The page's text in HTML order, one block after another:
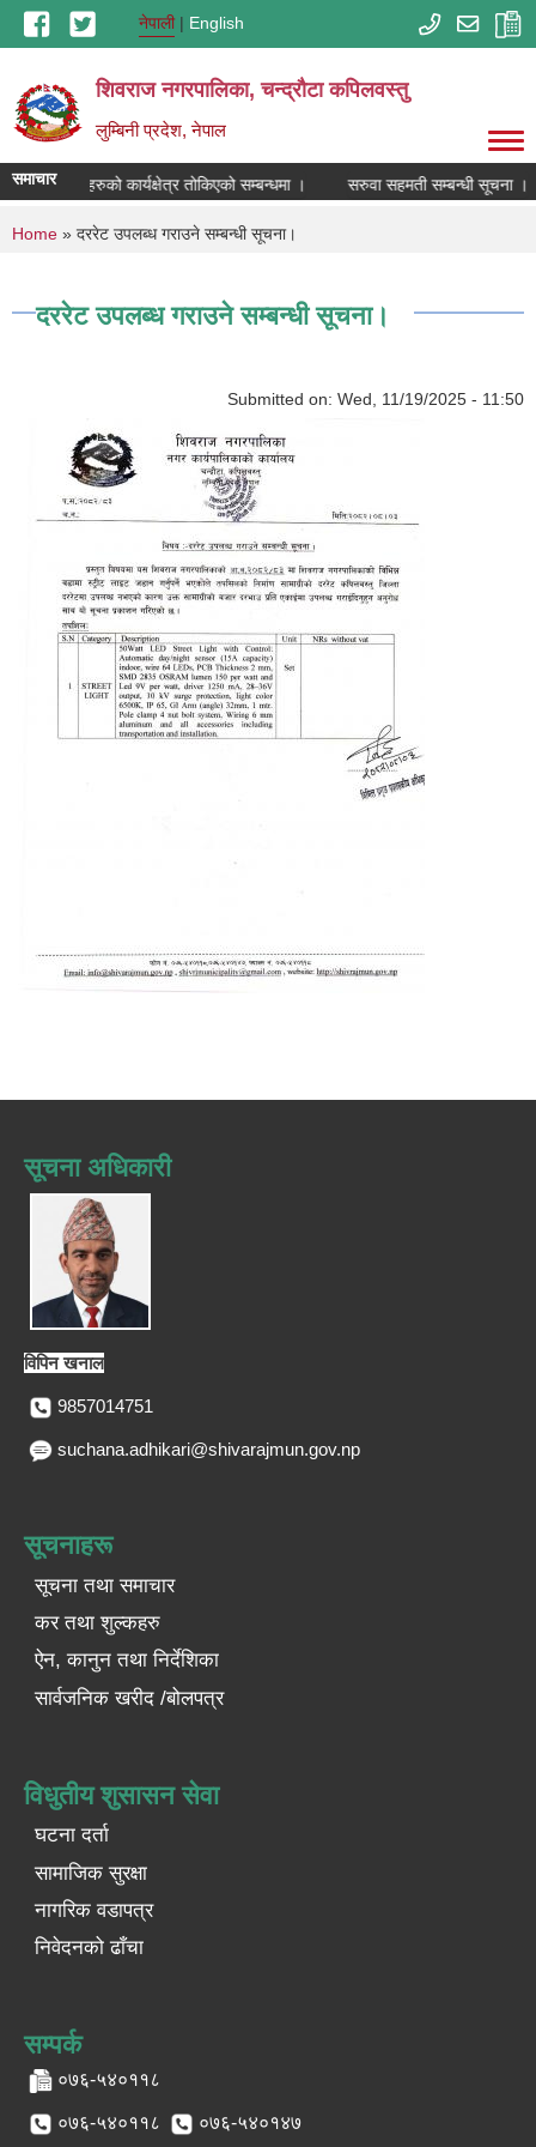
Skip to main contentनेपाली English
शिवराज नगरपालिका, चन्द्राैटा कपिलवस्तु
लुम्बिनी प्रदेश, नेपाल
समाचार
मल विक्रेताहरुको कार्यक्षेत्र तोकिएको सम्बन्धमा । सरुवा सहमती सम्बन्धी सूचना ।
You are here
Home » दररेट उपलब्ध गराउने सम्बन्धी सूचना।
दररेट उपलब्ध गराउने सम्बन्धी सूचना।
Submitted on: Wed, 11/19/2025 - 11:50
सूचना अधिकारी
विपिन खनाल
9857014751
suchana.adhikari@shivarajmun.gov.np
सूचनाहरू
सूचना तथा समाचार
कर तथा शुल्कहरु
ऐन, कानुन तथा निर्देशिका
सार्वजनिक खरीद /बोलपत्र
विधुतीय शुसासन सेवा
घटना दर्ता
सामाजिक सुरक्षा
नागरिक वडापत्र
निवेदनको ढाँचा
सम्पर्क
०७६-५४०११८
०७६-५४०११८ ०७६-५४०१४७